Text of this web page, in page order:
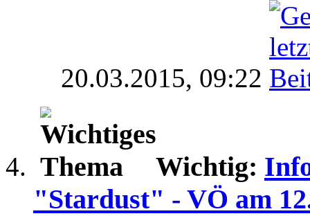
20.03.2015, 09:22
Wichtig:
"Stardust" - VÖ am